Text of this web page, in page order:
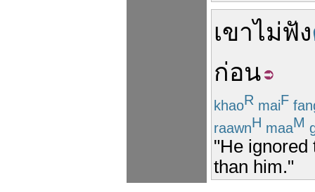
เขาไม่ฟัง
ก่อน
khaoR maiF
raawnH maaM
"He ignored
than him."